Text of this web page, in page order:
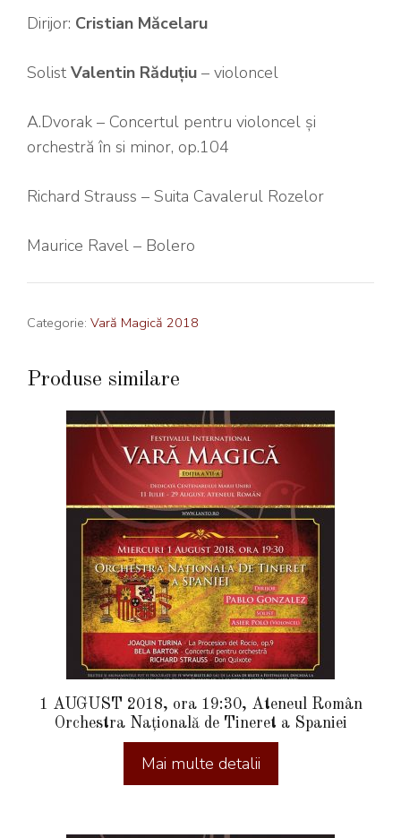
Dirijor: Cristian Măcelaru
Solist Valentin Răduțiu – violoncel
A.Dvorak – Concertul pentru violoncel și
orchestră în si minor, op.104
Richard Strauss – Suita Cavalerul Rozelor
Maurice Ravel – Bolero
Categorie: Vară Magică 2018
Produse similare
1 AUGUST 2018, ora 19:30, Ateneul Român
Orchestra Națională de Tineret a Spaniei